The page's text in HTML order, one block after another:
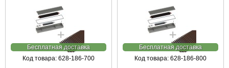
Бесплатная доставка
Код товара: 628-186-700
Бесплатная доставка
Код товара: 628-186-800